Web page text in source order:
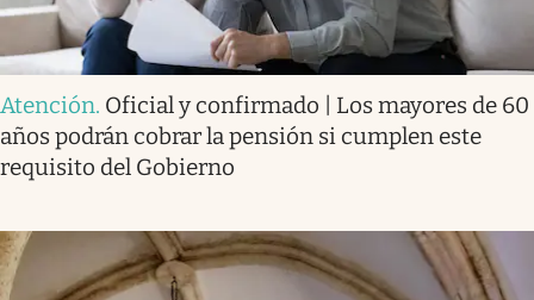
Atención. Oficial y confirmado | Los mayores de 60
años podrán cobrar la pensión si cumplen este
requisito del Gobierno